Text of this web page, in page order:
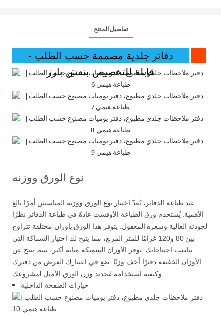
تفاصيل المنتج
دفاتر جلدية مصممة حسب الطلب -
قابلة للتخصيص بنقش بارز
نوع الورق ووزنه
عند طباعة الدفاتر، يُعدّ اختيار نوع الورق ووزنه المناسبين أمرًا بالغ
الأهمية. يُستخدم ورق الطباعة الأوفست عادةً في طباعة الدفاتر نظرًا
لجودته العالية وسعره المعقول. يتوفر هذا الورق بأوزان مختلفة تتراوح
بين 80 و120 غرامًا للمتر المربع، مما يتيح لك اختيار السماكة التي
تناسب احتياجاتك. توفر الأوزان السميكة متانة أكبر، بينما ينتج عن
الأوزان الخفيفة دفترًا أخف وزنًا. ضع في اعتبارك الغرض من دفترك
خيارات الصفحة الداخلية